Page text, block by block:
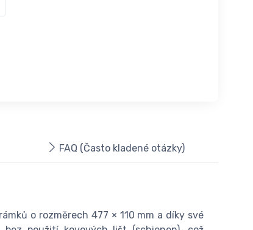
FAQ (Často kladené otázky)
o rozměrech 477 × 110 mm a díky své